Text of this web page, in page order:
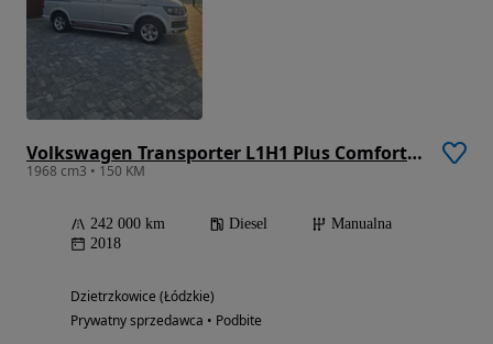
Volkswagen Transporter L1H1 Plus Comfortline
1968 cm3 • 150 KM
242 000 km Diesel
Manualna
2018
Dzietrzkowice (Łódzkie)
Prywatny sprzedawca • Podbite